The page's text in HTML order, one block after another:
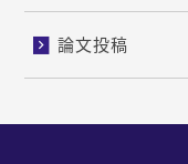
論文投稿